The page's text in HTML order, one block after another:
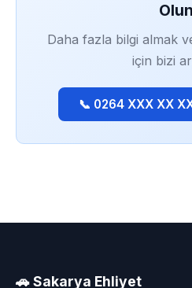
Olun
Daha fazla bilgi almak
için bizi
📞 0264 XXX XX
🚗 Sakarya Ehliyet